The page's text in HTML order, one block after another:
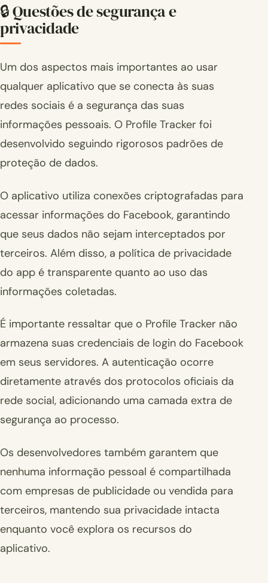
🔒 Questões de segurança e
privacidade
Um dos aspectos mais importantes ao usar
qualquer aplicativo que se conecta às suas
redes sociais é a segurança das suas
informações pessoais. O Profile Tracker foi
desenvolvido seguindo rigorosos padrões de
proteção de dados.
O aplicativo utiliza conexões criptografadas para
acessar informações do Facebook, garantindo
que seus dados não sejam interceptados por
terceiros. Além disso, a política de privacidade
do app é transparente quanto ao uso das
informações coletadas.
É importante ressaltar que o Profile Tracker não
armazena suas credenciais de login do Facebook
em seus servidores. A autenticação ocorre
diretamente através dos protocolos oficiais da
rede social, adicionando uma camada extra de
segurança ao processo.
Os desenvolvedores também garantem que
nenhuma informação pessoal é compartilhada
com empresas de publicidade ou vendida para
terceiros, mantendo sua privacidade intacta
enquanto você explora os recursos do
aplicativo.